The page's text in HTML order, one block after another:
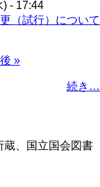
) - 17:44
（試行）について
»
続き…
蔵、国立国会図書